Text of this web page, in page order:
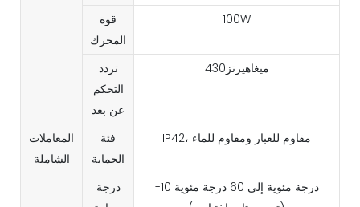
قوة
المحرك
100W
تردد
التحكم
عن بعد
ميغاهيرتز430
المعاملات
الشاملة
فئة
الحماية
IP42، مقاوم للغبار ومقاوم للماء
درجة
-10 درجة مئوية إلى 60 درجة مئوية